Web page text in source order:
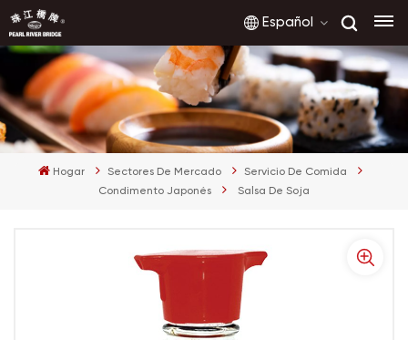
Español
English
français
русский
العربية
Hogar Sectores De Mercado
Servicio De Comida
Condimento Japonés
Salsa De Soja